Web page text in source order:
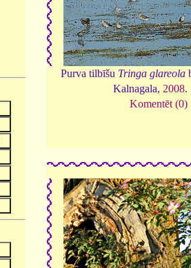
Purva tilbīšu Tringa glareola
Kalnagala, 2008.
Komentēt (0)